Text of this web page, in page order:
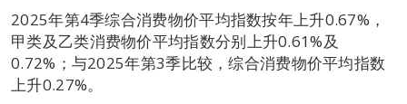
2025年第4季综合消费物价平均指数按年上升0.67%，
甲类及乙类消费物价平均指数分别上升0.61%及
0.72%；与2025年第3季比较，综合消费物价平均指数
上升0.27%。